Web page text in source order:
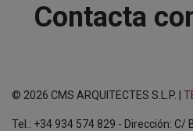
Contacta
© 2026 CMS ARQUITECTES S.L.P. |
Tel.: +34 934 574 829 - Dirección: C/